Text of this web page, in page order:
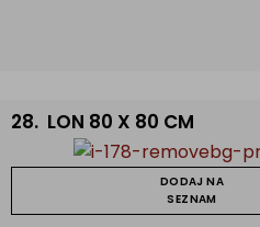
28. LON 80 X 80 CM
DODAJ NA
SEZNAM